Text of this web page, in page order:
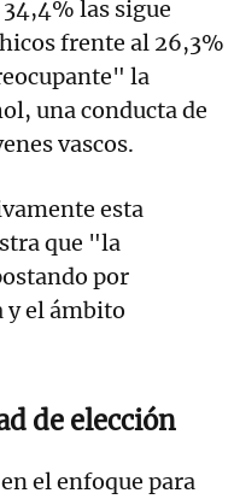
las sigue
frente al 26,3%
la
una conducta de
vascos.
esta
que "la
por
y el ámbito
de elección
el enfoque para